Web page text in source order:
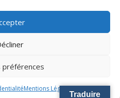
préférences
Mentions Légales
Traduire